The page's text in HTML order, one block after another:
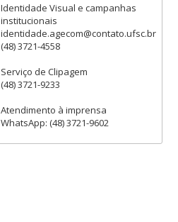
Identidade Visual e campanhas
institucionais
identidade.agecom@contato.ufsc.br
(48) 3721-4558
Serviço de Clipagem
(48) 3721-9233
Atendimento à imprensa
WhatsApp: (48) 3721-9602